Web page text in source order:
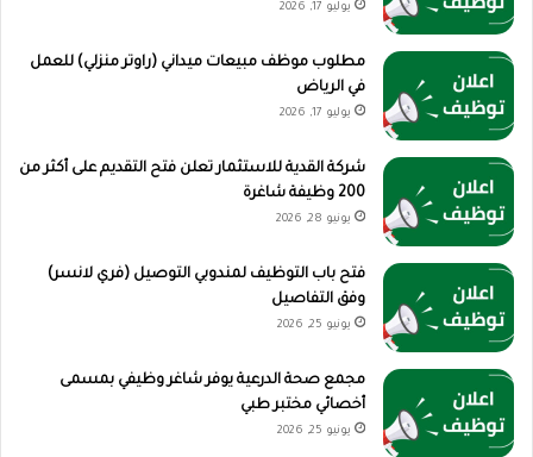
يوليو 17, 2026
مطلوب موظف مبيعات ميداني (راوتر منزلي) للعمل
في الرياض
يوليو 17, 2026
شركة القدية للاستثمار تعلن فتح التقديم على أكثر من
200 وظيفة شاغرة
يونيو 28, 2026
فتح باب التوظيف لمندوبي التوصيل (فري لانسر)
وفق التفاصيل
يونيو 25, 2026
مجمع صحة الدرعية يوفر شاغر وظيفي بمسمى
أخصائي مختبر طبي
يونيو 25, 2026